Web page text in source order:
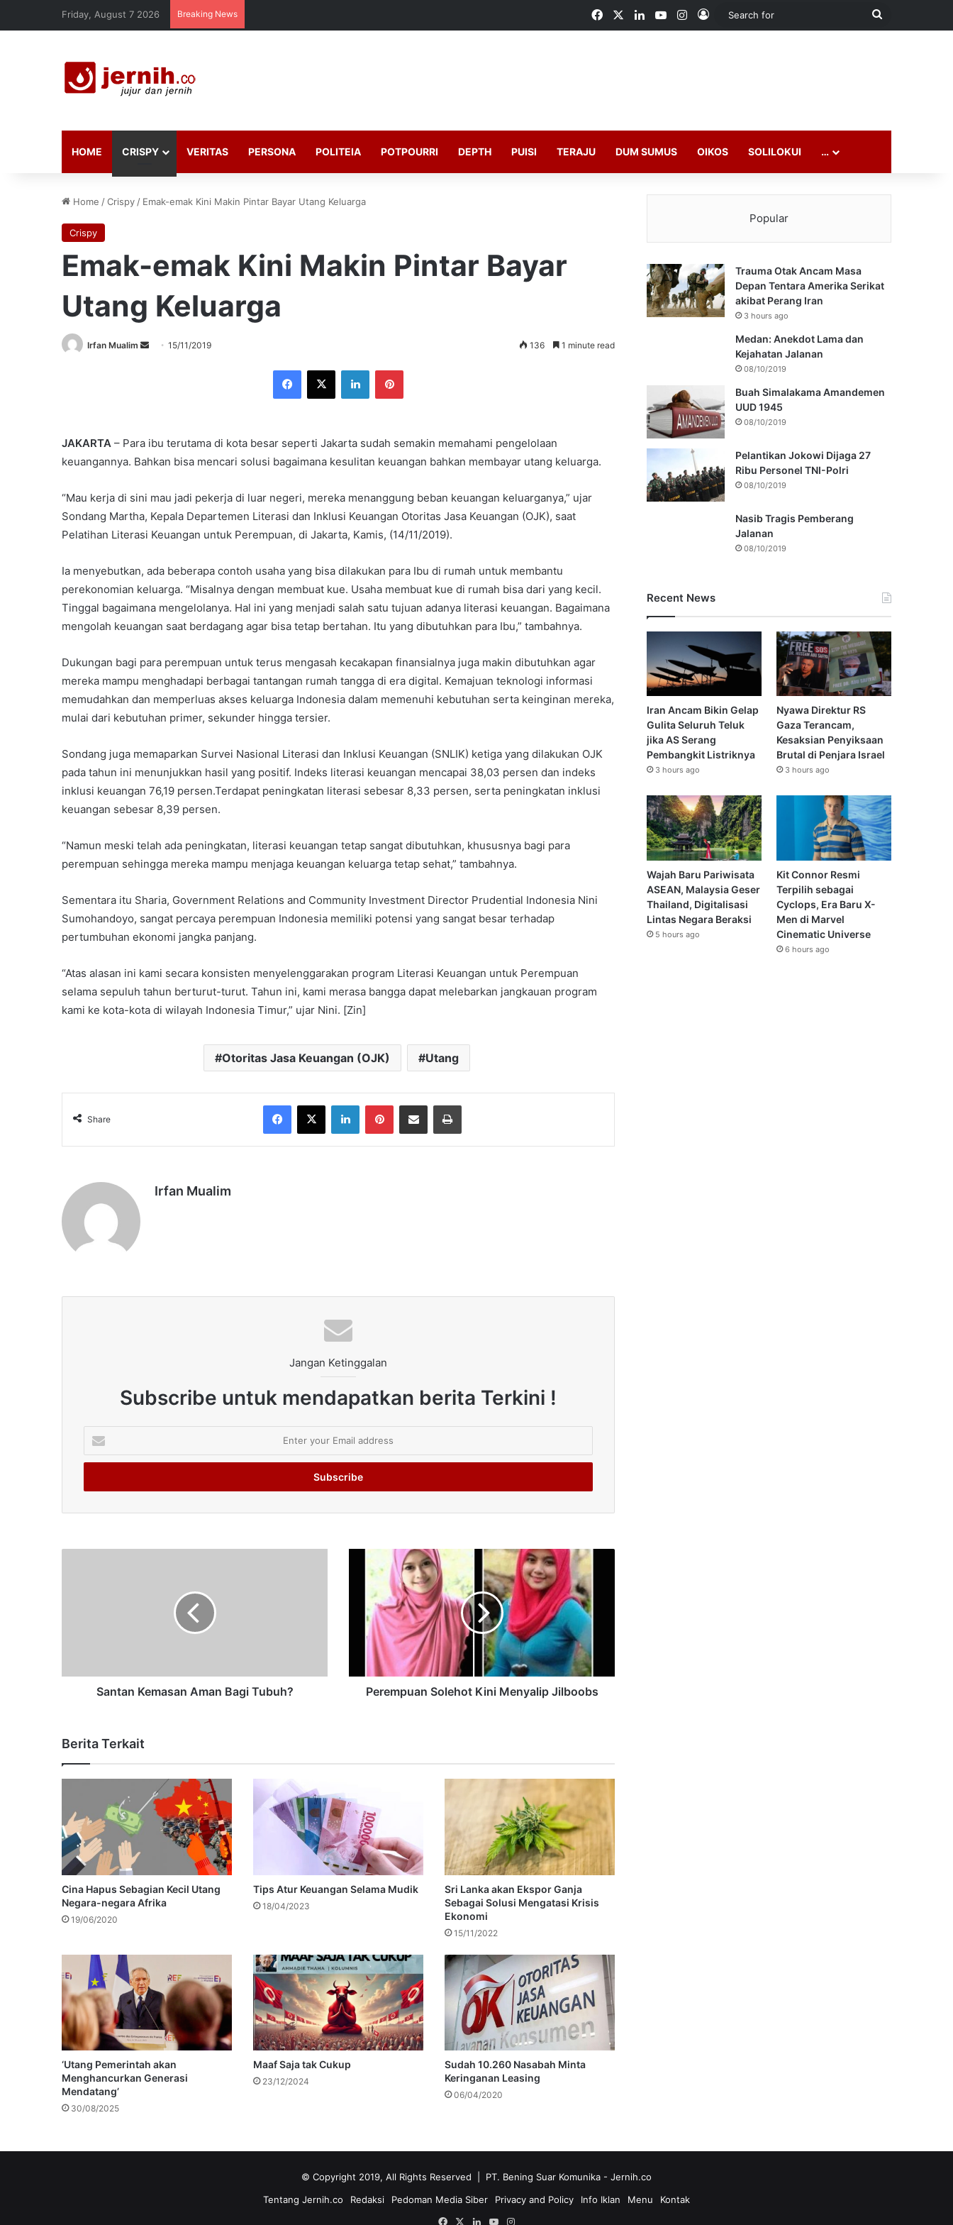
Friday, August 7 2026 Breaking News FacebookLinkedInYouTubeInstagram
Log In
Search
HOME CRISPY VERITAS PERSONA POLITEIA POTPOURRI DEPTH PUISI TERAJU DUM SUMUS OIKOS SOLILOKUI …
Home /Crispy / Emak-emak Kini Makin Pintar Bayar Utang Keluarga
Crispy
Emak-emak Kini Makin Pintar Bayar
Utang Keluarga
Irfan Mualim
Send15/11/2019 136 1 minute read
Facebook
X LinkedInPinterest
JAKARTA – Para ibu terutama di kota besar seperti Jakarta sudah semakin memahami pengelolaan
keuangannya. Bahkan bisa mencari solusi bagaimana kesulitan keuangan bahkan membayar utang keluarga.
“Mau kerja di sini mau jadi pekerja di luar negeri, mereka menanggung beban keuangan keluarganya,” ujar
Sondang Martha, Kepala Departemen Literasi dan Inklusi Keuangan Otoritas Jasa Keuangan (OJK), saat
Pelatihan Literasi Keuangan untuk Perempuan, di Jakarta, Kamis, (14/11/2019).
Ia menyebutkan, ada beberapa contoh usaha yang bisa dilakukan para Ibu di rumah untuk membantu
perekonomian keluarga. “Misalnya dengan membuat kue. Usaha membuat kue di rumah bisa dari yang kecil.
Tinggal bagaimana mengelolanya. Hal ini yang menjadi salah satu tujuan adanya literasi keuangan. Bagaimana
mengolah keuangan saat berdagang agar bisa tetap bertahan. Itu yang dibutuhkan para Ibu,” tambahnya.
Dukungan bagi para perempuan untuk terus mengasah kecakapan finansialnya juga makin dibutuhkan agar
mereka mampu menghadapi berbagai tantangan rumah tangga di era digital. Kemajuan teknologi informasi
memudahkan dan memperluas akses keluarga Indonesia dalam memenuhi kebutuhan serta keinginan mereka,
mulai dari kebutuhan primer, sekunder hingga tersier.
Sondang juga memaparkan Survei Nasional Literasi dan Inklusi Keuangan (SNLIK) ketiga yang dilakukan OJK
pada tahun ini menunjukkan hasil yang positif. Indeks literasi keuangan mencapai 38,03 persen dan indeks
inklusi keuangan 76,19 persen.Terdapat peningkatan literasi sebesar 8,33 persen, serta peningkatan inklusi
keuangan sebesar 8,39 persen.
“Namun meski telah ada peningkatan, literasi keuangan tetap sangat dibutuhkan, khususnya bagi para
perempuan sehingga mereka mampu menjaga keuangan keluarga tetap sehat,” tambahnya.
Sementara itu Sharia, Government Relations and Community Investment Director Prudential Indonesia Nini
Sumohandoyo, sangat percaya perempuan Indonesia memiliki potensi yang sangat besar terhadap
pertumbuhan ekonomi jangka panjang.
“Atas alasan ini kami secara konsisten menyelenggarakan program Literasi Keuangan untuk Perempuan
selama sepuluh tahun berturut-turut. Tahun ini, kami merasa bangga dapat melebarkan jangkauan program
kami ke kota-kota di wilayah Indonesia Timur,” ujar Nini. [Zin]
Otoritas Jasa Keuangan (OJK) Utang
Share
Facebook
X LinkedInPinterestShare via Email Print
Irfan Mualim
Jangan Ketinggalan
Subscribe untuk mendapatkan berita Terkini !
your
Email
Santan Kemasan Aman Bagi Tubuh? Perempuan Solehot Kini Menyalip Jilboobs
Berita Terkait
Cina Hapus Sebagian Kecil Utang
Negara-negara Afrika
19/06/2020
Tips Atur Keuangan Selama Mudik
18/04/2023
Sri Lanka akan Ekspor Ganja
Sebagai Solusi Mengatasi Krisis
Ekonomi
15/11/2022
‘Utang Pemerintah akan
Menghancurkan Generasi
Mendatang’
30/08/2025
Maaf Saja tak Cukup
23/12/2024
Sudah 10.260 Nasabah Minta
Keringanan Leasing
06/04/2020
Popular
Trauma Otak Ancam Masa
Depan Tentara Amerika Serikat
akibat Perang Iran
3 hours ago
Medan: Anekdot Lama dan
Kejahatan Jalanan
08/10/2019
Buah Simalakama Amandemen
UUD 1945
08/10/2019
Pelantikan Jokowi Dijaga 27
Ribu Personel TNI-Polri
08/10/2019
Nasib Tragis Pemberang
Jalanan
08/10/2019
Recent News
Iran Ancam Bikin Gelap
Gulita Seluruh Teluk
jika AS Serang
Pembangkit Listriknya
3 hours ago
Nyawa Direktur RS
Gaza Terancam,
Kesaksian Penyiksaan
Brutal di Penjara Israel
3 hours ago
Wajah Baru Pariwisata
ASEAN, Malaysia Geser
Thailand, Digitalisasi
Lintas Negara Beraksi
5 hours ago
Kit Connor Resmi
Terpilih sebagai
Cyclops, Era Baru X-
Men di Marvel
Cinematic Universe
6 hours ago
© Copyright 2019, All Rights Reserved | PT. Bening Suar Komunika - Jernih.co
Tentang Jernih.co
Redaksi Pedoman Media Siber Privacy and Policy Info Iklan Menu
Kontak
Facebook
X LinkedInYouTubeInstagram